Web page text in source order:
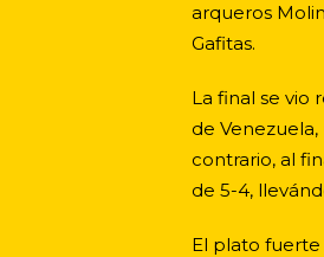
arqueros
Gafitas.
La final se vio
de
contrario, al
de 5-4,
El plato